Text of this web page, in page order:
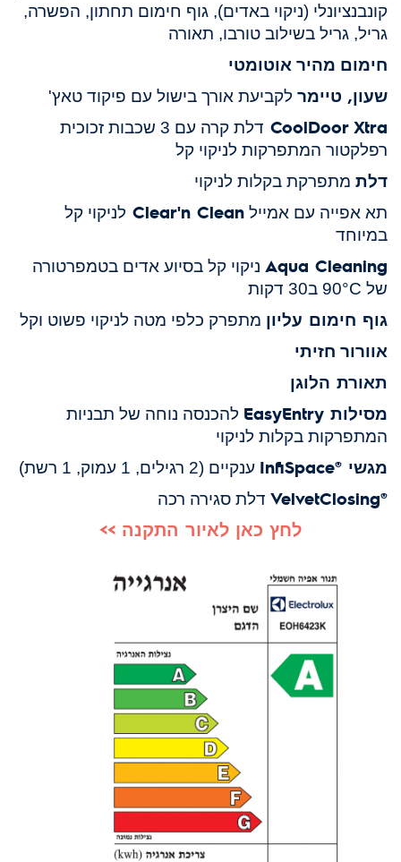
קונבנציונלי (ניקוי באדים), גוף חימום תחתון, הפשרה,
גריל, גריל בשילוב טורבו, תאורה
חימום מהיר אוטומטי
שעון, טיימר לקביעת אורך בישול עם פיקוד טאץ'
CoolDoor Xtra
דלת קרה עם 3 שכבות זכוכית
רפלקטור המתפרקות לניקוי קל
דלת מתפרקת בקלות לניקוי
תא אפייה עם אמייל
Clear'n Clean
לניקוי קל
במיוחד
Aqua Cleaning
ניקוי קל בסיוע אדים בטמפרטורה
של 90°C ב30 דקות
גוף חימום עליון מתפרק כלפי מטה לניקוי פשוט וקל
אוורור חזיתי
תאורת הלוגן
מסילות EasyEntry
להכנסה נוחה של תבניות
המתפרקות בקלות לניקוי
מגשי ®InfiSpace ענקיים (2 רגילים, 1 עמוק, 1 רשת)
®
VelvetClosing דלת סגירה רכה
לחץ כאן לאיור התקנה >>